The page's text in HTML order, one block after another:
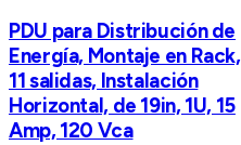
PDU para Distribución de
Energía, Montaje en Rack,
11 salidas, Instalación
Horizontal, de 19in, 1U, 15
Amp, 120 Vca